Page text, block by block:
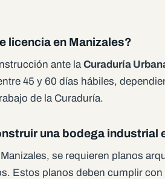
licencia en Manizales?
ante laCuraduría
45 y 60 días hábiles,
de la Curaduría.
una bodega industrial
se requieren planos
Estos planos deben cumplir con